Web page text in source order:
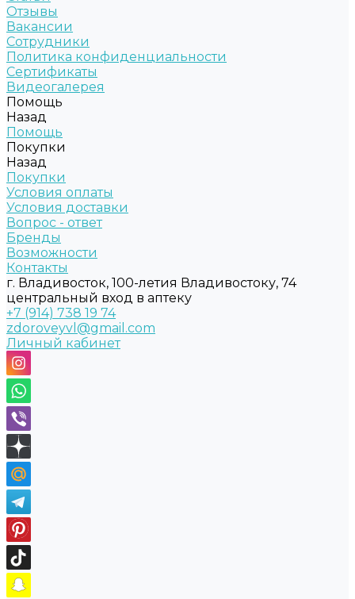
Отзывы
Вакансии
Сотрудники
Политика конфиденциальности
Сертификаты
Видеогалерея
Помощь
Назад
Помощь
Покупки
Назад
Покупки
Условия оплаты
Условия доставки
Вопрос - ответ
Бренды
Возможности
Контакты
г. Владивосток, 100-летия Владивостоку, 74
центральный вход в аптеку
+7 (914) 738 19 74
zdoroveyvl@gmail.com
Личный кабинет